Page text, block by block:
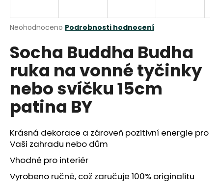
Průměrné
produktu
je
5
hvězdiček.
Neohodnoceno Podrobnosti hodnocení
Socha Buddha Budha
ruka na vonné tyčinky
nebo svíčku 15cm
patina BY
Krásná dekorace a zároveň pozitivní energie pro
Vaši zahradu nebo dům
Vhodné pro interiér
Vyrobeno ručně, což zaručuje 100% originalitu
j
t
?
HLEDAT
D
o
p